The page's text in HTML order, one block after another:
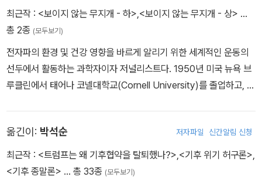
최근작 : <보이지 않는 무지개 - 하>,<보이지 않는 무지개 - 상> …
총 2종 (모두보기)
전자파의 환경 및 건강 영향을 바르게 알리기 위한 세계적인 운동의
선두에서 활동하는 과학자이자 저널리스트다. 1950년 미국 뉴욕 브
루클린에서 태어나 코넬대학교(Cornell University)를 졸업하고, 캘
982년 학업을 중단하게 되었다. 이후 40년 가까이 지구와 생명의 전
기현상을 연구하면서, 무선통신기술의 유해성을 전 세계에 알리기 위
해 노력해오고 있다. 미국을 중심으로 한 “휴대전화 대책위원회(Cell
옮긴이: 박석순 저자파일 신간알림 신청
최근작 : <트럼프는 왜 기후협약을 탈퇴했나?>,<기후 위기 허구론>,
<기후 종말론> … 총 33종 (모두보기)